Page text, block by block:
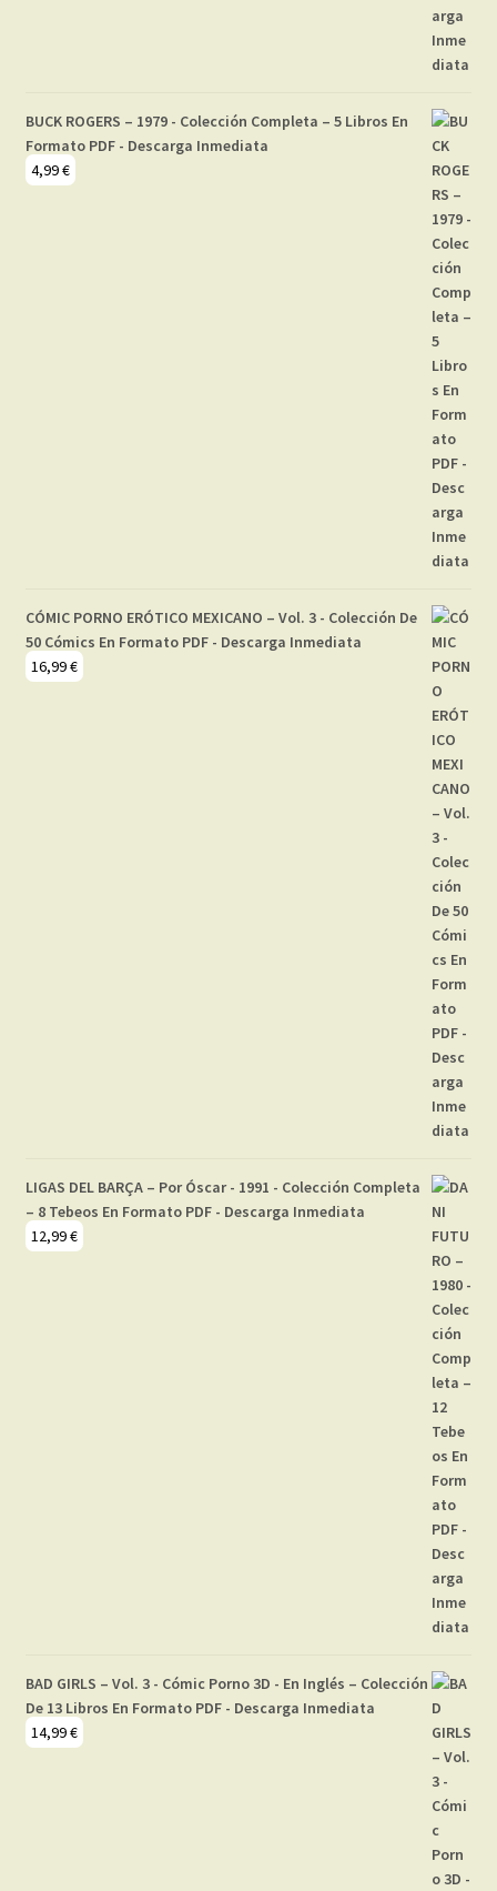
BUCK ROGERS – 1979 - Colección Completa – 5 Libros En
Formato PDF - Descarga Inmediata
4,99€
CÓMIC PORNO ERÓTICO MEXICANO – Vol. 3 - Colección De
50 Cómics En Formato PDF - Descarga Inmediata
16,99€
LIGAS DEL BARÇA – Por Óscar - 1991 - Colección Completa
– 8 Tebeos En Formato PDF - Descarga Inmediata
12,99€
BAD GIRLS – Vol. 3 - Cómic Porno 3D - En Inglés – Colección
De 13 Libros En Formato PDF - Descarga Inmediata
14,99€